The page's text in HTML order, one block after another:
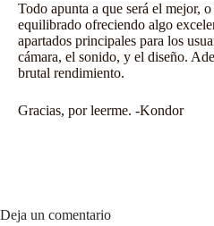
Todo apunta a que será el mejor,
equilibrado ofreciendo algo
apartados principales para los
cámara, el sonido, y el diseño.
brutal rendimiento.
Gracias, por leerme. -Kondor
Deja un comentario